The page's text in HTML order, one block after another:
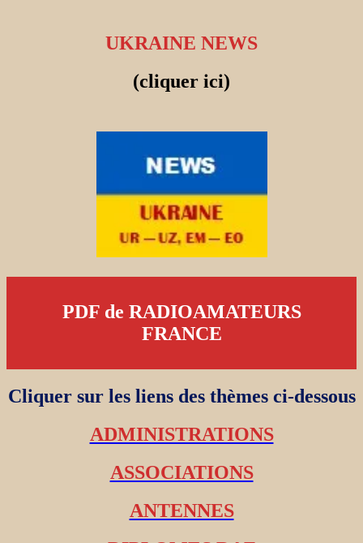
UKRAINE NEWS
(cliquer ici)
PDF de RADIOAMATEURS
FRANCE
Cliquer sur les liens des thèmes ci-dessous
ADMINISTRATIONS
ASSOCIATIONS
ANTENNES